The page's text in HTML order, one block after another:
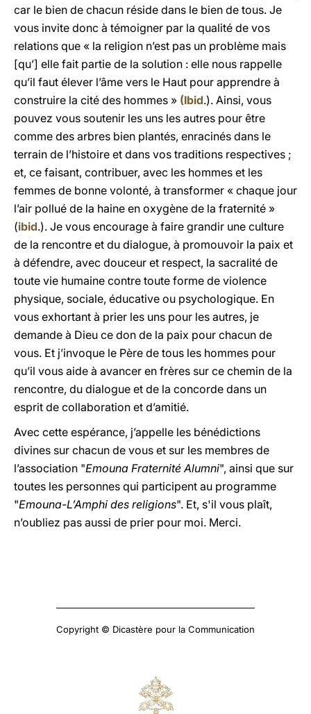
car le bien de chacun réside dans le bien de tous. Je
vous invite donc à témoigner par la qualité de vos
relations que « la religion n’est pas un problème mais
[qu’] elle fait partie de la solution : elle nous rappelle
qu’il faut élever l’âme vers le Haut pour apprendre à
construire la cité des hommes » (Ibid.). Ainsi, vous
pouvez vous soutenir les uns les autres pour être
comme des arbres bien plantés, enracinés dans le
terrain de l’histoire et dans vos traditions respectives ;
et, ce faisant, contribuer, avec les hommes et les
femmes de bonne volonté, à transformer « chaque jour
l’air pollué de la haine en oxygène de la fraternité »
(ibid.). Je vous encourage à faire grandir une culture
de la rencontre et du dialogue, à promouvoir la paix et
à défendre, avec douceur et respect, la sacralité de
toute vie humaine contre toute forme de violence
physique, sociale, éducative ou psychologique. En
vous exhortant à prier les uns pour les autres, je
demande à Dieu ce don de la paix pour chacun de
vous. Et j’invoque le Père de tous les hommes pour
qu’il vous aide à avancer en frères sur ce chemin de la
rencontre, du dialogue et de la concorde dans un
esprit de collaboration et d’amitié.
Avec cette espérance, j’appelle les bénédictions
divines sur chacun de vous et sur les membres de
l’association "Emouna Fraternité Alumni", ainsi que sur
toutes les personnes qui participent au programme
"Emouna-L’Amphi des religions". Et, s'il vous plaît,
n’oubliez pas aussi de prier pour moi. Merci.
Copyright © Dicastère pour la Communication